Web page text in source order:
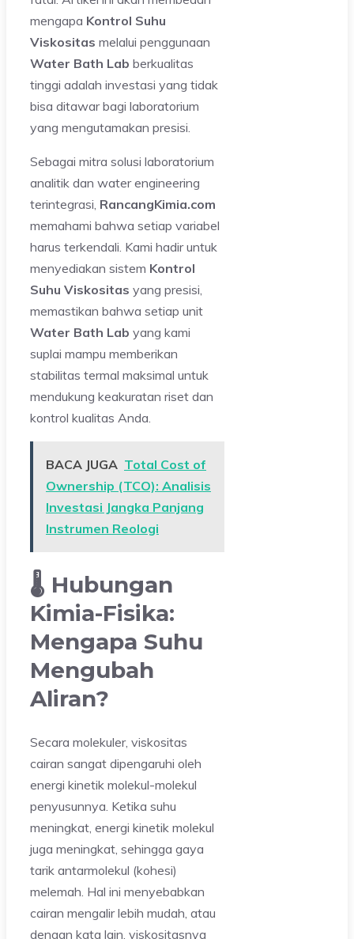
mengapa Kontrol Suhu
Viskositas melalui penggunaan
Water Bath Lab berkualitas
tinggi adalah investasi yang tidak
bisa ditawar bagi laboratorium
yang mengutamakan presisi.
Sebagai mitra solusi laboratorium
analitik dan water engineering
terintegrasi, RancangKimia.com
memahami bahwa setiap variabel
harus terkendali. Kami hadir untuk
menyediakan sistem Kontrol
Suhu Viskositas yang presisi,
memastikan bahwa setiap unit
Water Bath Lab yang kami
suplai mampu memberikan
stabilitas termal maksimal untuk
mendukung keakuratan riset dan
kontrol kualitas Anda.
BACA JUGA Total Cost of
Ownership (TCO): Analisis
Investasi Jangka Panjang
Instrumen Reologi
🌡️ Hubungan
Kimia-Fisika:
Mengapa Suhu
Mengubah
Aliran?
Secara molekuler, viskositas
cairan sangat dipengaruhi oleh
energi kinetik molekul-molekul
penyusunnya. Ketika suhu
meningkat, energi kinetik molekul
juga meningkat, sehingga gaya
tarik antarmolekul (kohesi)
melemah. Hal ini menyebabkan
cairan mengalir lebih mudah, atau
dengan kata lain, viskositasnya